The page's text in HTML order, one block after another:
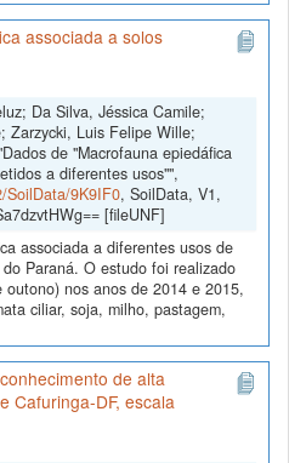
associada a solos
Da Silva, Jéssica Camile;
Zarzycki, Luis Felipe Wille;
de "Macrofauna epiedáfica
a diferentes usos"",
SoilData/9K9IF0, SoilData, V1,
[fileUNF]
associada a diferentes usos de
Paraná. O estudo foi realizado
nos anos de 2014 e 2015,
ciliar, soja, milho, pastagem,
de alta
Cafuringa-DF, escala